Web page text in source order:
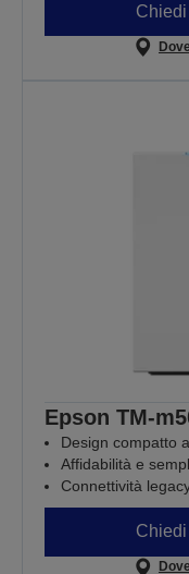
Epson TM-
Design compatto
Affidabilità e
Connettività